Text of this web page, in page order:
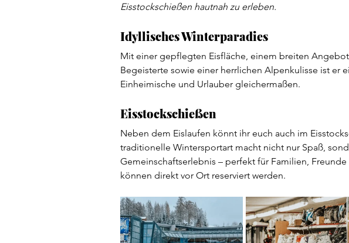
Eisstockschießen hautnah zu erleben.
Idyllisches Winterparadies
Mit einer gepflegten Eisfläche, einem breiten
Begeisterte sowie einer herrlichen Alpenkulisse ist er
Einheimische und Urlauber gleichermaßen.
Eisstockschießen
Neben dem Eislaufen könnt ihr euch auch im
traditionelle Wintersportart macht nicht nur Spaß,
Gemeinschaftserlebnis – perfekt für Familien,
können direkt vor Ort reserviert werden.